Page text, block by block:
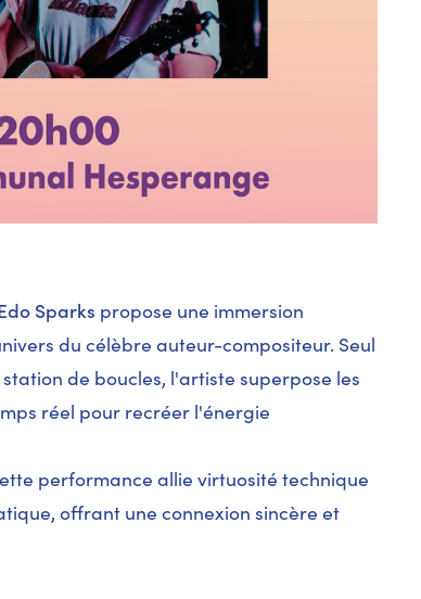
Sparks propose une immersion
du célèbre auteur-compositeur. Seul
de boucles, l'artiste superpose les
réel pour recréer l'énergie
performance allie virtuosité technique
offrant une connexion sincère et